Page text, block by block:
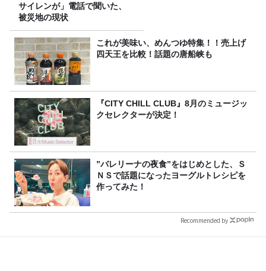
サイレンが」電話で聞いた、
被災地の現状
これが美味い、めんつゆ特集！！売上げ
四天王を比較！話題の唐船峡も
『CITY CHILL CLUB』8月のミュージッ
クセレクターが決定！
”バレリーナの夜食”をはじめとした、Ｓ
ＮＳで話題になったヨーグルトレシピを
作ってみた！
Recommended by